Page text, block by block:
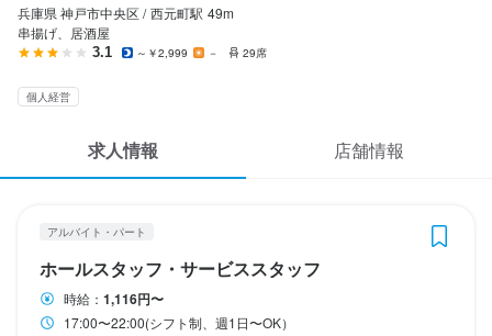
気になる求人
検索履歴・保存した条件
ヘルプ・お問い合わせフォーム
掲載をご検討の店舗様へ
兵庫県 神戸市中央区 / 西元町駅 49m
串揚げ、居酒屋
3.1 ～￥2,999 － 29席
個人経営
求人情報 店舗情報
アルバイト・パート
ホールスタッフ・サービススタッフ
時給： 1,116円〜
17:00〜22:00(シフト制、週1日〜OK）
ダブルワーク・副業OK 転勤なし 週1日からOK
自由シフト制(毎回、時間・曜日を選べる)
休日・休暇
半月毎のシフト制
平日のみ勤務OK(土日休み) 土日祝のみ勤務OK
待遇
契約期間の定め無し
まかない・食事補助あり 制服貸与 バイク通勤OK